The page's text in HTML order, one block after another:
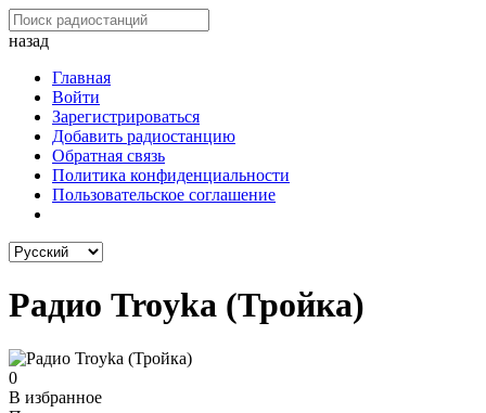
назад
Главная
Войти
Зарегистрироваться
Добавить радиостанцию
Обратная связь
Политика конфиденциальности
Пользовательское соглашение
Радио Troyka (Тройка)
0
В избранное